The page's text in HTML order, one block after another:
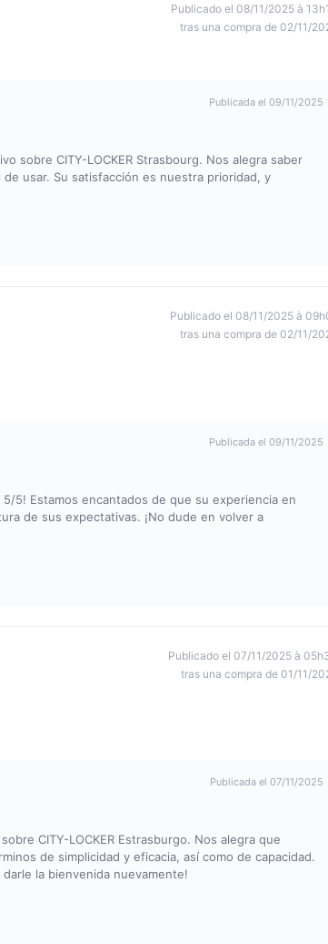
Publicado el 08/11/2025 à
tras una compra de 02/11/
Publicada el 09/11/2025
sobre CITY-LOCKER Strasbourg. Nos alegra saber
usar. Su satisfacción es nuestra prioridad, y
Publicado el 08/11/2025 à
tras una compra de 02/11/
Publicada el 09/11/2025
5! Estamos encantados de que su experiencia en
de sus expectativas. ¡No dude en volver a
Publicado el 07/11/2025 à
tras una compra de 01/11/
Publicada el 07/11/2025
CITY-LOCKER Estrasburgo. Nos alegra que
de simplicidad y eficacia, así como de capacidad.
la bienvenida nuevamente!